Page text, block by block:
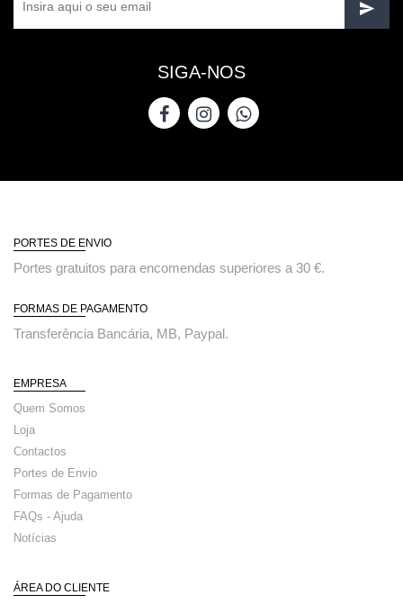
SIGA-NOS
PORTES DE ENVIO
Portes gratuitos para encomendas superiores a 30 €.
FORMAS DE PAGAMENTO
Transferência Bancária, MB, Paypal.
EMPRESA
Quem Somos
Loja
Contactos
Portes de Envio
Formas de Pagamento
FAQs - Ajuda
Notícias
ÁREA DO CLIENTE